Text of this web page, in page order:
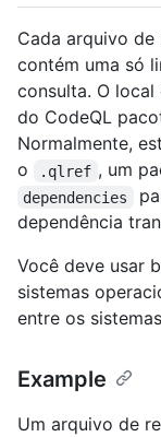
Cada arquivo
contém uma só
consulta. O
do CodeQL
Normalmente,
o
.qlref , um
dependencies
dependência
Você deve usar
sistemas
entre os
Example
Um arquivo de